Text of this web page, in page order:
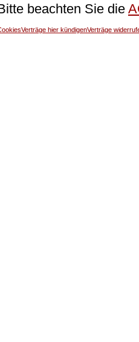
beachten Sie die
Verträge hier kündigenVerträge